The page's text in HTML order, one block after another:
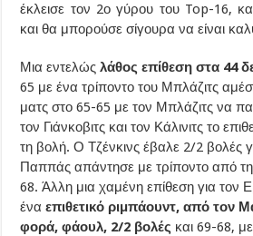
έκλεισε τον 2ο γύρου του Top-16,
και θα μπορούσε σίγουρα να είναι
Μια εντελώς λάθος επίθεση στα 44
65 με ένα τρίποντο του Μπλάζιτς
ματς στο 65-65 με τον Μπλάζιτς να
τον Γιάνκοβιτς και τον Κάλινιτς το
τη βολή. Ο Τζένκινς έβαλε 2/2 βολές
Παππάς απάντησε με τρίποντο από
68. Άλλη μια χαμένη επίθεση για τον
έναεπιθετικό ριμπάουντ, από τον
φορά, φάουλ, 2/2 βολές και 69-68,